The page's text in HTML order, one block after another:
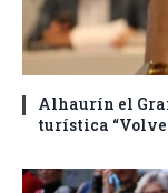
Alhaurín el
turística